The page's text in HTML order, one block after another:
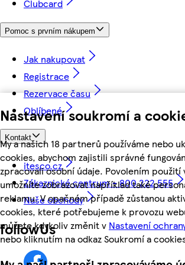
Nastavení soukromí a
My a našich 18 partnerů používáme nebo
cookies, abychom zajistili správné
zpracovali osobní údaje. Povolením použití
umožníte zobrazovat například také
reklamu. V opačném případě zůstanou
cookies, které potřebujeme k provozu
můžete kdykoliv změnit v Nastavení
nebo kliknutím na odkaz Soukromí a
Clubcard
Pomoc s prvním nákupem
Jak nakupovat
Registrace
Rezervace času
Oblíbené
Kontakt
itesco.cz
Zákaznické centrum - 800 222 555
Naše obchody
followUs